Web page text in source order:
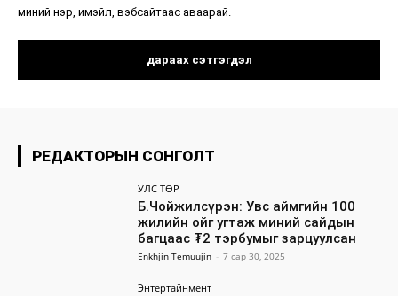
миний нэр, имэйл, вэбсайтаас аваарай.
РЕДАКТОРЫН СОНГОЛТ
УЛС ТӨР
Б.Чойжилсүрэн: Увс аймгийн 100
жилийн ойг угтаж миний сайдын
багцаас ₮2 тэрбумыг зарцуулсан
Enkhjin Temuujin - 7 сар 30, 2025
Энтертайнмент